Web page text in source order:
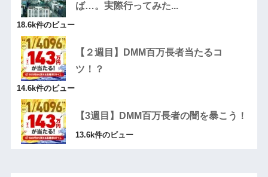
ば…。実際行ってみた...
18.6k件のビュー
【２週目】DMM百万長者当たるコ
ツ！？
14.6k件のビュー
【3週目】DMM百万長者の闇を暴こう！
13.6k件のビュー